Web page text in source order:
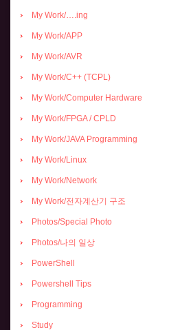
My Work/….ing
My Work/APP
My Work/AVR
My Work/C++ (TCPL)
My Work/Computer Hardware
My Work/FPGA / CPLD
My Work/JAVA Programming
My Work/Linux
My Work/Network
My Work/전자계산기 구조
Photos/Special Photo
Photos/나의 일상
PowerShell
Powershell Tips
Programming
Study